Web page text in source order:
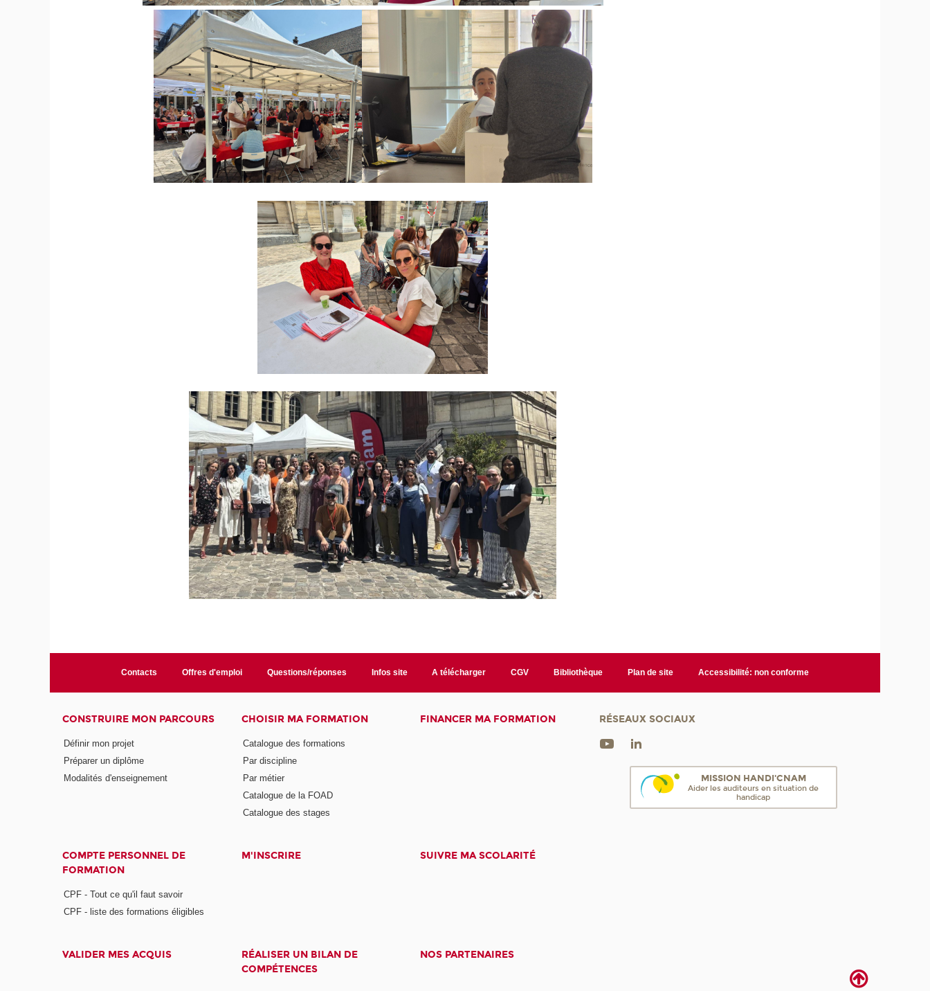
Contacts Offres d'emploi Questions/réponses Infos site A télécharger CGV Bibliothèque Plan de site Accessibilité: non conforme
CONSTRUIRE MON PARCOURS
Définir mon projet
Préparer un diplôme
Modalités d'enseignement
CHOISIR MA FORMATION
Catalogue des formations
Par discipline
Par métier
Catalogue de la FOAD
Catalogue des stages
FINANCER MA FORMATION
COMPTE PERSONNEL DE
FORMATION
CPF - Tout ce qu'il faut savoir
CPF - liste des formations éligibles
M'INSCRIRE SUIVRE MA SCOLARITÉ
VALIDER MES ACQUIS
RÉALISER UN BILAN DE
COMPÉTENCES
NOS PARTENAIRES
RÉSEAUX SOCIAUX
MISSION HANDI'CNAM
Aider les auditeurs en situation de
handicap